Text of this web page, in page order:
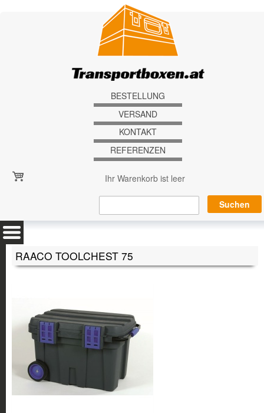
BESTELLUNG
VERSAND
KONTAKT
REFERENZEN
Ihr Warenkorb ist leer
RAACO TOOLCHEST 75